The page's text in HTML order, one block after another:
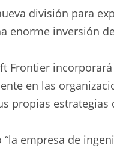
división para
enorme inversión
Frontier
en las
propias estrategias
empresa de